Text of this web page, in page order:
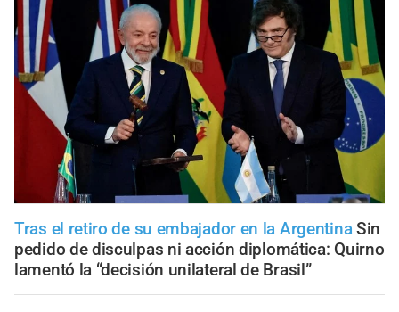
Tras el retiro de su embajador en la Argentina Sin
pedido de disculpas ni acción diplomática: Quirno
lamentó la “decisión unilateral de Brasil”